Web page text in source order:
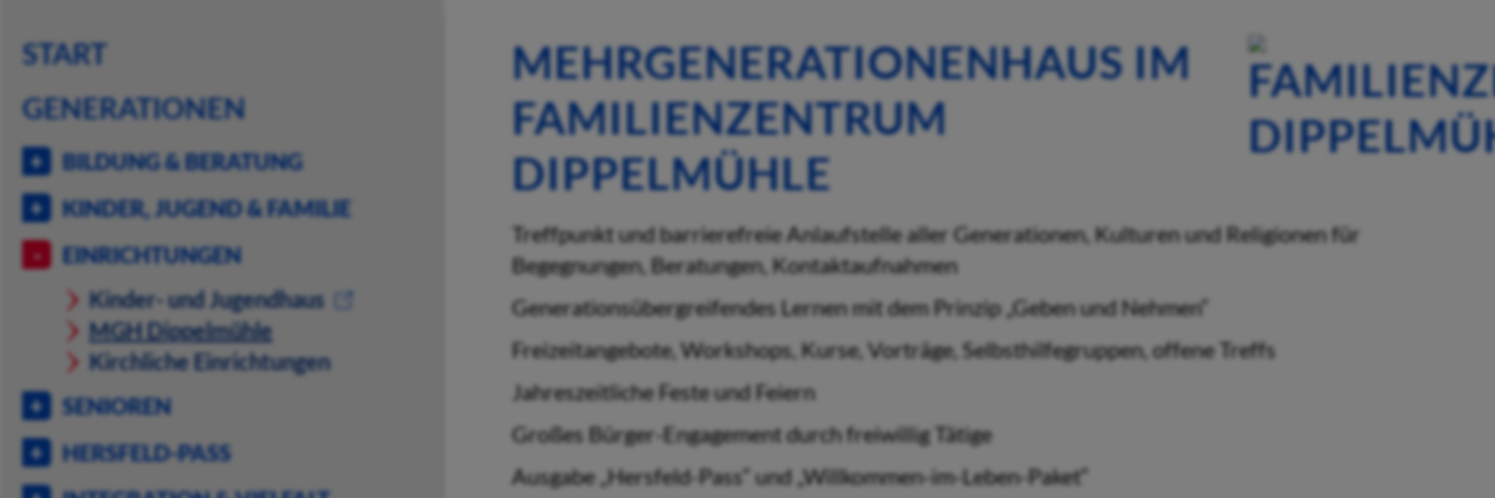
START
GENERATIONEN
BILDUNG & BERATUNG
KINDER, JUGEND & FAMILIE
EINRICHTUNGEN
Kinder- und Jugendhaus
MGH Dippelmühle
Kirchliche Einrichtungen
SENIOREN
HERSFELD-PASS
MEHRGENERATIONENHAUS IM
FAMILIENZENTRUM
DIPPELMÜHLE
Treffpunkt und barrierefreie Anlaufstelle aller Generationen, Kulturen und Religionen für
Begegnungen, Beratungen, Kontaktaufnahmen
Generationsübergreifendes Lernen mit dem Prinzip „Geben und Nehmen“
Freizeitangebote, Workshops, Kurse, Vorträge, Selbsthilfegruppen, offene Treffs
Jahreszeitliche Feste und Feiern
Großes Bürger-Engagement durch freiwillig Tätige
Ausgabe „Hersfeld-Pass“ und „Willkommen-im-Leben-Paket“